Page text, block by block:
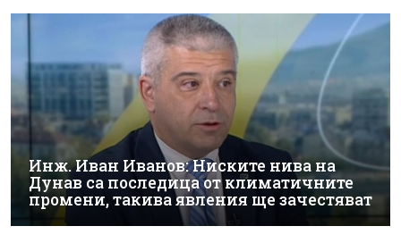
Инж. Иван Иванов: Ниските нива на
Дунав са последица от климатичните
промени, такива явления ще зачестяват